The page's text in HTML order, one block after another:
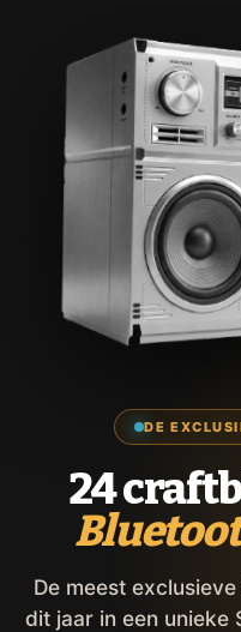
DE
24
De meest
dit jaar in een unieke